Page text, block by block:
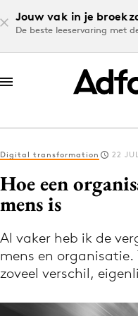
Jouw vak in je
De beste leeservaring met
Log in
Volg het laatste
Digital transformation 22
Hoe een
mens is
Al vaker heb ik de
mens en organisatie.
zoveel verschil,